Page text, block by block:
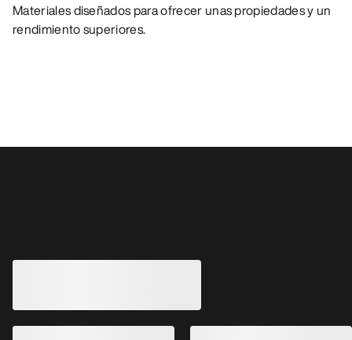
Materiales diseñados para ofrecer unas propiedades y un
rendimiento superiores.
Chaqueta técnica de tejido polar,
abrigada y transpirable